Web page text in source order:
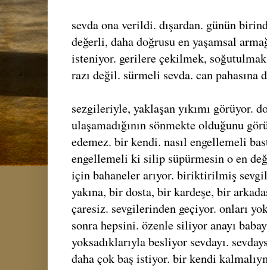
sevda ona verildi. dışardan. günün
değerli, daha doğrusu en yaşamsal
isteniyor. gerilere çekilmek,
razı değil. sürmeli sevda. can pahasına
sezgileriyle, yaklaşan yıkımı görüyor.
ulaşamadığının sönmekte olduğunu
edemez. bir kendi. nasıl engellemeli
engellemeli ki silip süpürmesin o en
için bahaneler arıyor. biriktirilmiş
yakına, bir dosta, bir kardeşe, bir
çaresiz. sevgilerinden geçiyor. onları
sonra hepsini. özenle siliyor anayı
yoksadıklarıyla besliyor sevdayı.
daha çok baş istiyor. bir kendi